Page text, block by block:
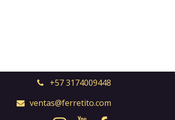
+57 3174009448
ventas@ferretito.com